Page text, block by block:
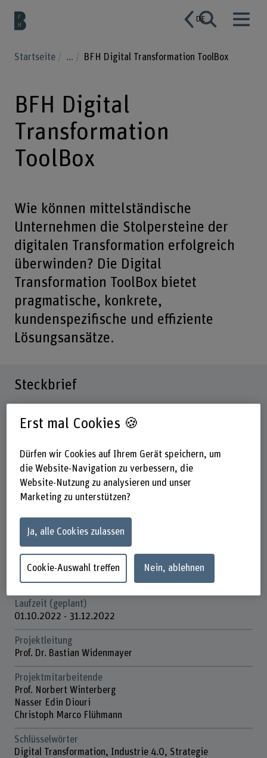
DE
Startseite ... BFH Digital Transformation ToolBox
BFH Digital
Transformation
ToolBox
Wie können mittelständische
Unternehmen die Stolpersteine der
digitalen Transformation erfolgreich
überwinden? Die Digital
Transformation ToolBox bietet
pragmatische, konkrete,
kundenspezifische und effiziente
Lösungsansätze.
Steckbrief
Beteiligte Departemente
Institut(e)
Institut für digitale Bau- und Holzwirtschaft IDBH
Institute for Data Applications and Security (IDAS)
Forschungseinheit(en)
IDAS / Management Science, Innovation, Sustainability
and Entrepreneurship (MSIE)
Förderorganisation
BFH
Laufzeit (geplant)
01.10.2022 - 31.12.2022
Projektleitung
Prof. Dr. Bastian Widenmayer
Projektmitarbeitende
Prof. Norbert Winterberg
Nasser Edin Diouri
Christoph Marco Flühmann
Schlüsselwörter
Digital Transformation, Industrie 4.0, Strategie
Erst mal Cookies 🍪
Dürfen wir Cookies auf Ihrem Gerät speichern, um
die Website-Navigation zu verbessern, die
Website-Nutzung zu analysieren und unser
Marketing zu unterstützen?
Ja, alle Cookies zulassen
Cookie-Auswahl treffen Nein, ablehnen